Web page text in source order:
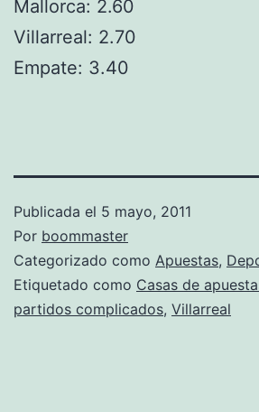
Mallorca: 2.60
Villarreal: 2.70
Empate: 3.40
Publicada el 5 mayo, 2011
Por boommaster
Categorizado como Apuestas,
Etiquetado como Casas de
partidos complicados, Villarreal